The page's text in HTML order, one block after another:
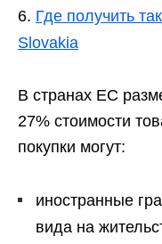
Где получить
Slovakia
В странах ЕС
27% стоимости
покупки могут:
иностранные
вида на